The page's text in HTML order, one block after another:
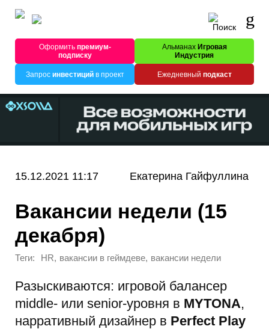
Оформитьпремиум-
подписку
Альманах Игровая
Индустрия
Запрос инвестицийв проект Ежедневный подкаст
15.12.2021 11:17 Екатерина Гайфуллина
Вакансии недели (15
декабря)
Теги: HR, вакансии в геймдеве, вакансии недели
Разыскиваются: игровой балансер
middle- или senior-уровня в MYTONA,
нарративный дизайнер в Perfect Play